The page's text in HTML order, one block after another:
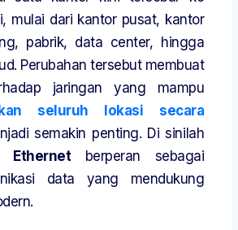
mulai dari kantor pusat, kantor
pabrik, data center, hingga
Perubahan tersebut membuat
jaringan yang mampu
seluruh lokasi secara
semakin penting. Di sinilah
Ethernetberperan sebagai
data yang mendukung